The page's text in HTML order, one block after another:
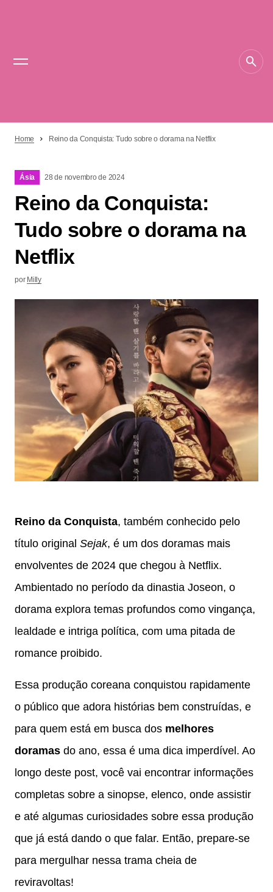
Home Reino da Conquista: Tudo sobre o dorama na Netflix
Ásia 28 de novembro de 2024
Reino da Conquista:
Tudo sobre o dorama na
Netflix
por Milly
Reino da Conquista, também conhecido pelo
título original Sejak, é um dos doramas mais
envolventes de 2024 que chegou à Netflix.
Ambientado no período da dinastia Joseon, o
dorama explora temas profundos como vingança,
lealdade e intriga política, com uma pitada de
romance proibido.
Essa produção coreana conquistou rapidamente
o público que adora histórias bem construídas, e
para quem está em busca dos melhores
doramas do ano, essa é uma dica imperdível. Ao
longo deste post, você vai encontrar informações
completas sobre a sinopse, elenco, onde assistir
e até algumas curiosidades sobre essa produção
que já está dando o que falar. Então, prepare-se
para mergulhar nessa trama cheia de
reviravoltas!